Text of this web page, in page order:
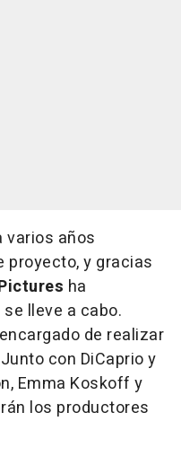
varios años
proyecto, y gracias
ha
lleve a cabo.
de realizar
con DiCaprio y
Emma Koskoff y
los productores